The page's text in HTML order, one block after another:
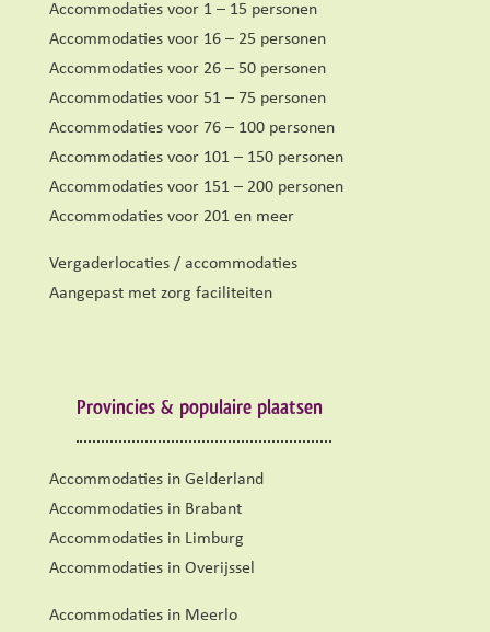
Accommodaties voor 1 – 15 personen
Accommodaties voor 16 – 25 personen
Accommodaties voor 26 – 50 personen
Accommodaties voor 51 – 75 personen
Accommodaties voor 76 – 100 personen
Accommodaties voor 101 – 150 personen
Accommodaties voor 151 – 200 personen
Accommodaties voor 201 en meer
Vergaderlocaties / accommodaties
Aangepast met zorg faciliteiten
Provincies & populaire plaatsen
Accommodaties in Gelderland
Accommodaties in Brabant
Accommodaties in Limburg
Accommodaties in Overijssel
Accommodaties in Meerlo